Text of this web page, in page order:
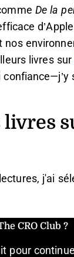
De la
livres sur
j'ai
CRO Club ?
pour